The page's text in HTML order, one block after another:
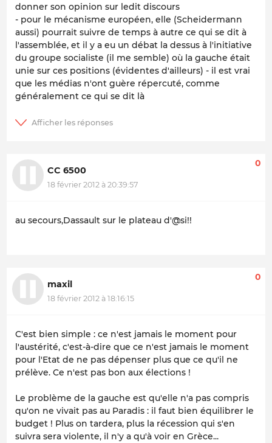
donner son opinion sur ledit discours
- pour le mécanisme européen, elle (Scheidermann
aussi) pourrait suivre de temps à autre ce qui se dit à
l'assemblée, et il y a eu un débat la dessus à l'initiative
du groupe socialiste (il me semble) où la gauche était
unie sur ces positions (évidentes d'ailleurs) - il est vrai
que les médias n'ont guère répercuté, comme
généralement ce qui se dit là
CC 6500
18 février 2012 à 20:39:57
0
au secours,Dassault sur le plateau d'@si!!
maxil
18 février 2012 à 18:16:15
0
C'est bien simple : ce n'est jamais le moment pour
l'austérité, c'est-à-dire que ce n'est jamais le moment
pour l'Etat de ne pas dépenser plus que ce qu'il ne
prélève. Ce n'est pas bon aux élections !
Le problème de la gauche est qu'elle n'a pas compris
qu'on ne vivait pas au Paradis : il faut bien équilibrer le
budget ! Plus on tardera, plus la récession qui s'en
suivra sera violente, il n'y a qu'à voir en Grèce...